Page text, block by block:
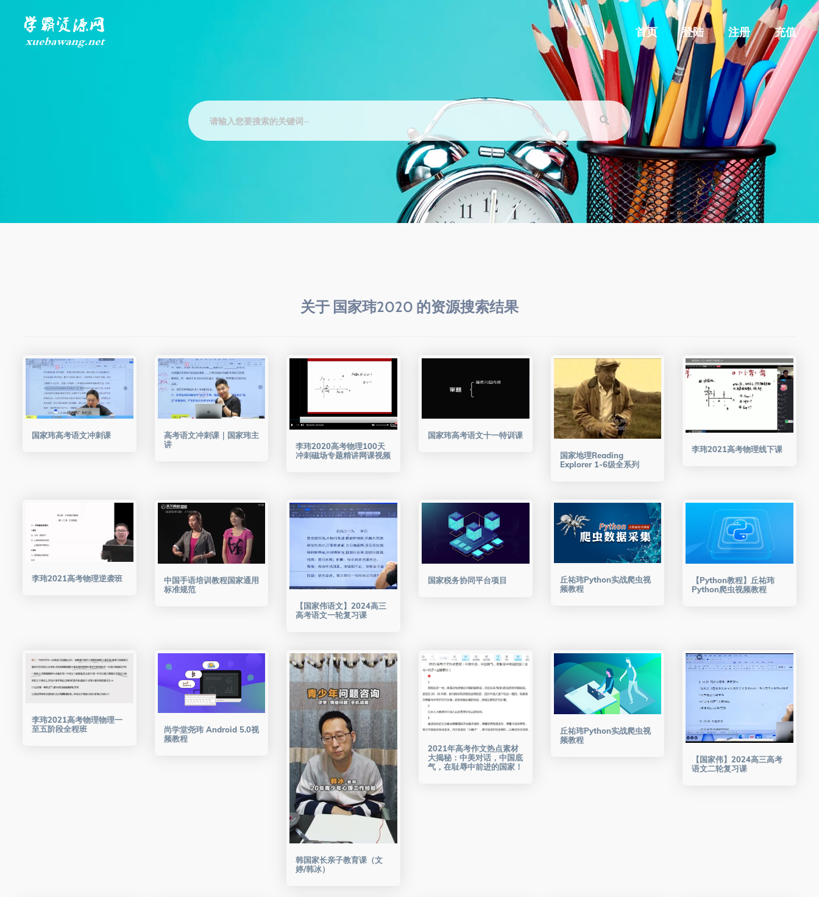
首页 登陆 注册 充值
关于 国家玮2020 的资源搜索结果
国家玮高考语文冲刺课
高考语文冲刺课｜国家玮主
讲
李玮2020高考物理100天
冲刺磁场专题精讲网课视频
国家玮高考语文十一特训课
国家地理Reading
Explorer 1-6级全系列
李玮2021高考物理线下课
李玮2021高考物理逆袭班
中国手语培训教程国家通用
标准规范
【国家伟语文】2024高三
高考语文一轮复习课
国家税务协同平台项目
丘祐玮Python实战爬虫视
频教程
【Python教程】丘祐玮
Python爬虫视频教程
李玮2021高考物理物理一
至五阶段全程班
尚学堂尧玮 Android 5.0视
频教程
韩国家长亲子教育课（文
婷/韩冰）
2021年高考作文热点素材
大揭秘：中美对话，中国底
气，在耻辱中前进的国家！
丘祐玮Python实战爬虫视
频教程
【国家伟】2024高三高考
语文二轮复习课